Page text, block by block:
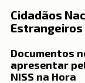
Cidadãos
Estrangeiros
Documentos
apresentar
NISS na Hora